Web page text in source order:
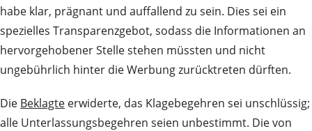
habe klar, prägnant und auffallend zu sein. Dies sei ein
spezielles Transparenzgebot, sodass die Informationen an
hervorgehobener Stelle stehen müssten und nicht
ungebührlich hinter die Werbung zurücktreten dürften.
Die Beklagte erwiderte, das Klagebegehren sei unschlüssig;
alle Unterlassungsbegehren seien unbestimmt. Die von